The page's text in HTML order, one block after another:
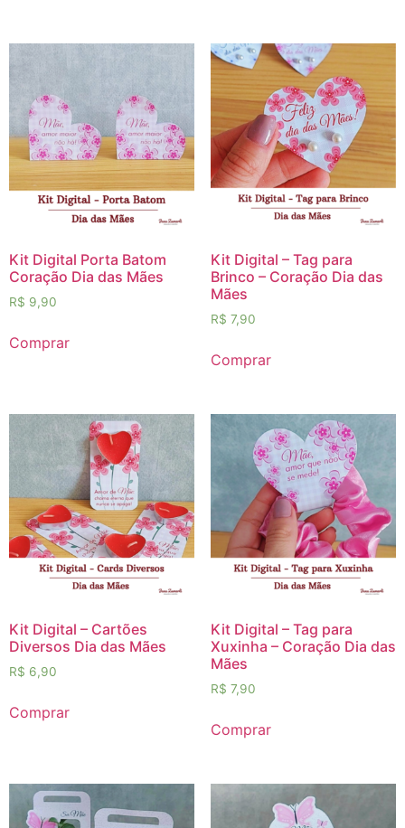
Kit Digital Porta Batom
Coração Dia das Mães
R$ 9,90
Comprar
Kit Digital – Tag para
Brinco – Coração Dia das
Mães
R$ 7,90
Comprar
Kit Digital – Cartões
Diversos Dia das Mães
R$ 6,90
Comprar
Kit Digital – Tag para
Xuxinha – Coração Dia das
Mães
R$ 7,90
Comprar